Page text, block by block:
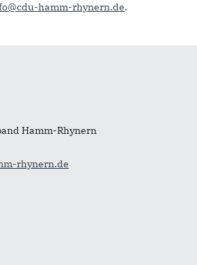
hamm-rhynern.de.
Hamm-Rhynern
rhynern.de